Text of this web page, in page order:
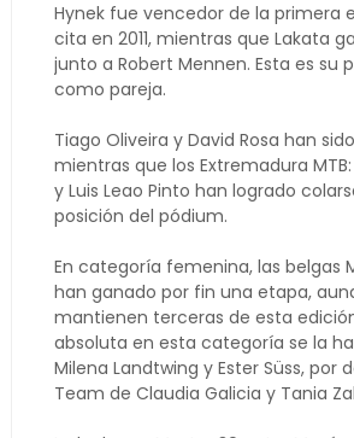
Hynek fue vencedor de la primera
cita en 2011, mientras que Lakata
junto a Robert Mennen. Esta es su
como pareja.
Tiago Oliveira y David Rosa han
mientras que los Extremadura
y Luis Leao Pinto han logrado
posición del pódium.
En categoría femenina, las belgas
han ganado por fin una etapa,
mantienen terceras de esta
absoluta en esta categoría se la
Milena Landtwing y Ester Süss, por
Team de Claudia Galicia y Tania